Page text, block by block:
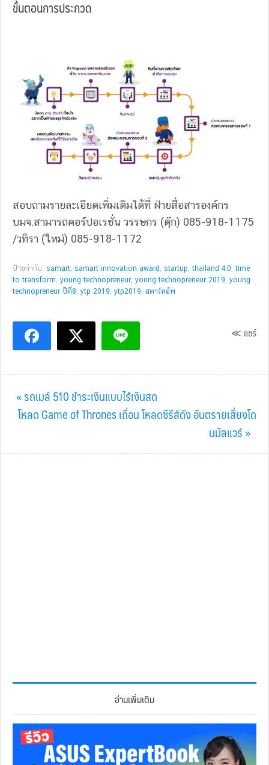
ขั้นตอนการประกวด
สอบถามรายละเอียดเพิ่มเติมได้ที่ ฝ่ายสื่อสารองค์กร
บมจ.สามารถคอร์ปอเรชั่น วรรษกร (ตุ๊ก) 085-918-1175
/วทิรา (ใหม่) 085-918-1172
ป้ายกำกับ: samart, samart innovation award , startup,thailand 4.0,time
to transform, young technopreneur, young technopreneur 2019, young
technopreneur ปีที่8, ytp 2019, ytp2019, สตาร์ทอัพ
≪ แชร์
Previous
Post:
« รถเมล์ 510 ชำระเงินแบบไร้เงินสด
Next
โหลด Game of Thrones เถื่อน โหลดซีรีส์ดัง อันตรายเสี่ยงโด
นมัลแวร์ »
อ่านเพิ่มเติม